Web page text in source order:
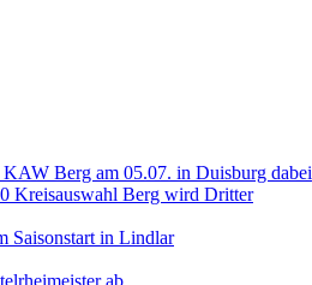
Berg am 05.07. in Duisburg dabei
Kreisauswahl Berg wird Dritter
Saisonstart in Lindlar